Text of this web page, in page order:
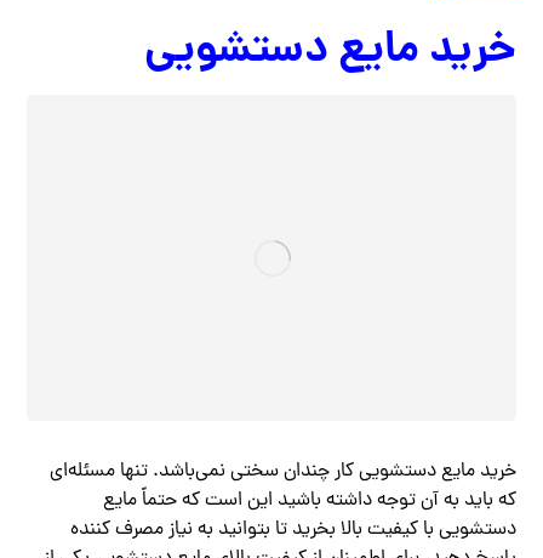
خرید مایع دستشویی
خرید مایع دستشویی کار چندان سختی نمی‌باشد. تنها مسئله‌ای
که باید به آن توجه داشته باشید این است که حتماً مایع
دستشویی با کیفیت بالا بخرید تا بتوانید به نیاز مصرف کننده